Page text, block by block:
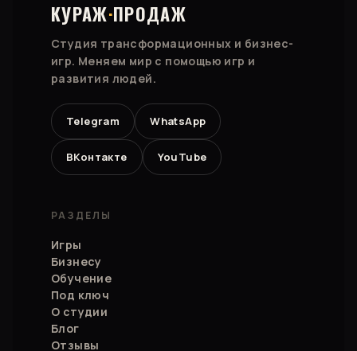
КУРАЖ·ПРОДАЖ
Студия трансформационных и бизнес-
игр. Меняем мир с помощью игр и
развития людей.
Telegram WhatsApp
ВКонтакте YouTube
РАЗДЕЛЫ
Игры
Бизнесу
Обучение
Под ключ
О студии
Блог
Отзывы